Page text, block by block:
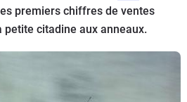
premiers chiffres de ventes
citadine aux anneaux.